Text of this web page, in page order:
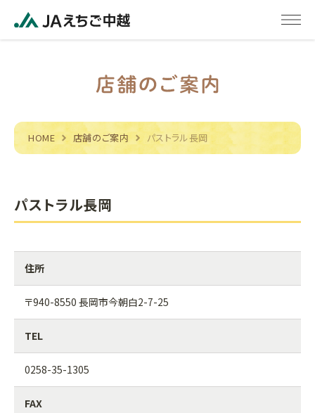
HOME 店舗のご案内 パストラル長岡
パストラル長岡
住所
〒940-8550 長岡市今朝白2-7-25
TEL
0258-35-1305
FAX